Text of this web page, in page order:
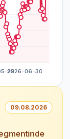
09.08.2026